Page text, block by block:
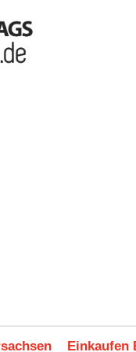
Einkaufen